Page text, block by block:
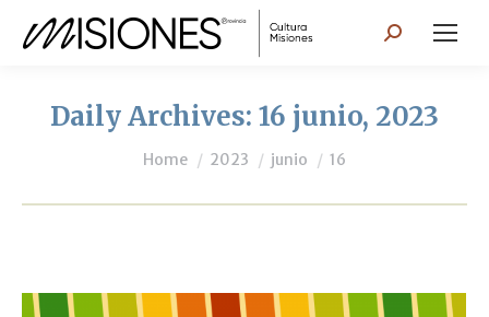
Search:
Daily Archives: 16 junio, 2023
You are here:
Home 2023 junio 16